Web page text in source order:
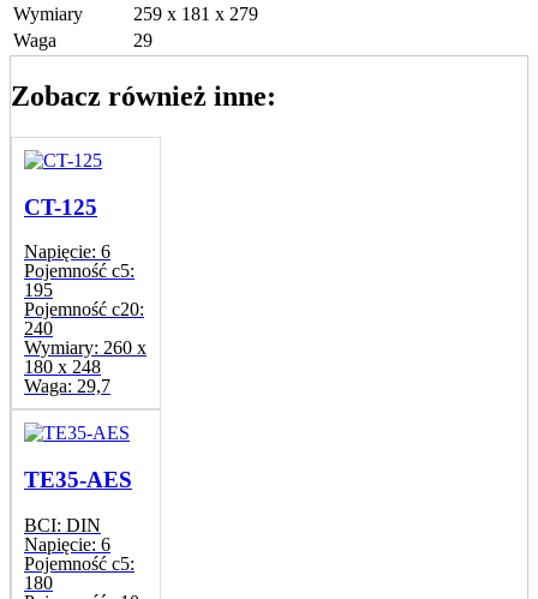
Wymiary
259 x 181 x 279
Waga
29
Zobacz również inne:
CT-125
Napięcie: 6
Pojemność c5:
195
Pojemność c20:
240
Wymiary: 260 x
180 x 248
Waga: 29,7
TE35-AES
BCI: DIN
Napięcie: 6
Pojemność c5:
180